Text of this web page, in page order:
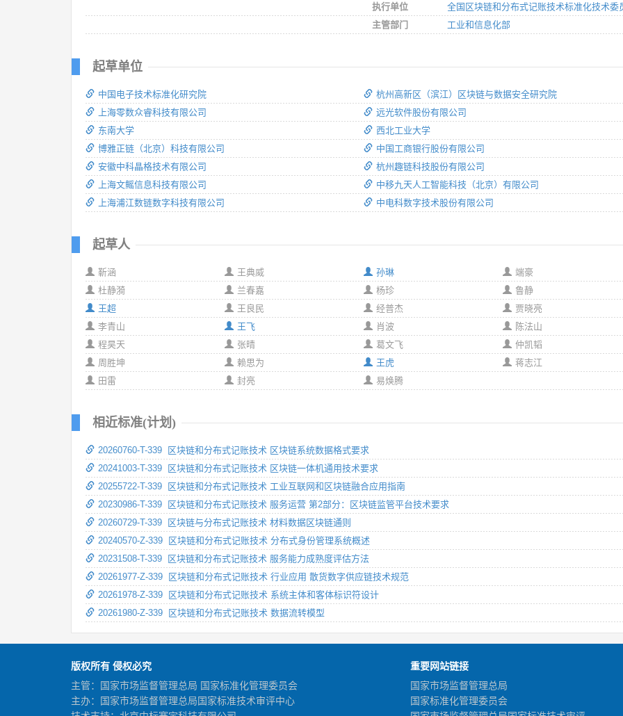
执行单位
全国区块链和分布式记账技术标准化技术委
主管部门
工业和信息化部
起草单位
中国电子技术标准化研究院
上海零数众睿科技有限公司
东南大学
博雅正链（北京）科技有限公司
安徽中科晶格技术有限公司
上海文鳐信息科技有限公司
上海浦江数链数字科技有限公司
杭州高新区（滨江）区块链与数据安全研究院
远光软件股份有限公司
西北工业大学
中国工商银行股份有限公司
杭州趣链科技股份有限公司
中移九天人工智能科技（北京）有限公司
中电科数字技术股份有限公司
起草人
靳涵
王典威
杜静漪
兰春嘉
王超
王良民
李青山
王飞
程昊天
张晴
周胜坤
赖思为
田雷
封亮
孙琳
端豪
杨珍
鲁静
经普杰
贾晓亮
肖波
陈法山
葛文飞
仲凯韬
王虎
蒋志江
易焕腾
相近标准(计划)
20260760-T-339 区块链和分布式记账技术 区块链系统数据格式要求
20241003-T-339 区块链和分布式记账技术 区块链一体机通用技术要求
20255722-T-339 区块链和分布式记账技术 工业互联网和区块链融合应用指南
20230986-T-339 区块链和分布式记账技术 服务运营 第2部分：区块链监管平台技术要求
20260729-T-339 区块链与分布式记账技术 材料数据区块链通则
20240570-Z-339 区块链和分布式记账技术 分布式身份管理系统概述
20231508-T-339 区块链和分布式记账技术 服务能力成熟度评估方法
20261977-Z-339 区块链和分布式记账技术 行业应用 散货数字供应链技术规范
20261978-Z-339 区块链和分布式记账技术 系统主体和客体标识符设计
20261980-Z-339 区块链和分布式记账技术 数据流转模型
版权所有 侵权必究
主管：国家市场监督管理总局 国家标准化管理委员会
主办：国家市场监督管理总局国家标准技术审评中心
重要网站链接
国家市场监督管理总局
国家标准化管理委员会